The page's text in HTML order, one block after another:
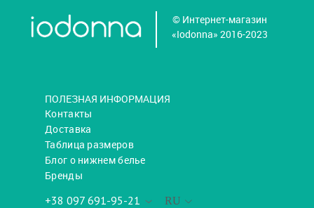
© Интернет-магазин
«Iodonna» 2016-2023
ПОЛЕЗНАЯ ИНФОРМАЦИЯ
Контакты
Доставка
Таблица размеров
Блог о нижнем белье
Бренды
RU
+38 097 691-95-21